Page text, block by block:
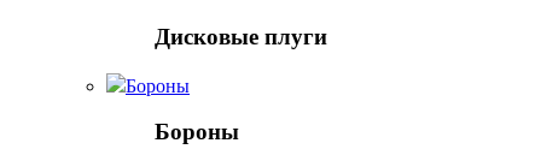
Дисковые плуги
Бороны
Бороны